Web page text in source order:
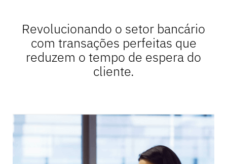
Revolucionando o setor bancário
com transações perfeitas que
reduzem o tempo de espera do
cliente.